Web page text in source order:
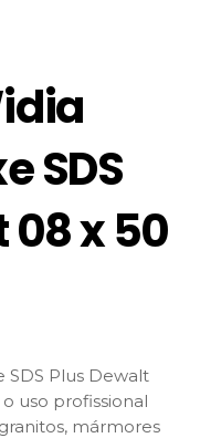
SDS
08 x 50
SDS Plus Dewalt
o uso profissional
mármores